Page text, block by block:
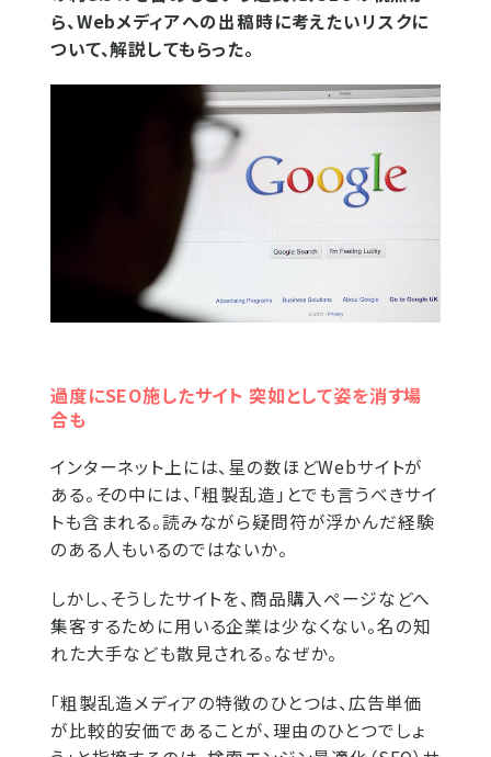
ら、Webメディアへの出稿時に考えたいリスクに
ついて、解説してもらった。
過度にSEO施したサイト 突如として姿を消す場
合も
インターネット上には、星の数ほどWebサイトが
ある。その中には、「粗製乱造」とでも言うべきサイ
トも含まれる。読みながら疑問符が浮かんだ経験
のある人もいるのではないか。
しかし、そうしたサイトを、商品購入ページなどへ
集客するために用いる企業は少なくない。名の知
れた大手なども散見される。なぜか。
「粗製乱造メディアの特徴のひとつは、広告単価
が比較的安価であることが、理由のひとつでしょ